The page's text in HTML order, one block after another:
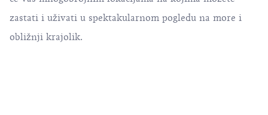
zastati i uživati u spektakularnom pogledu na more i
obližnji krajolik.